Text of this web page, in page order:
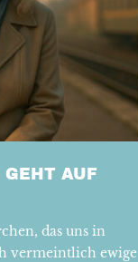
GEHT AUF
das uns in
vermeintlich ewige